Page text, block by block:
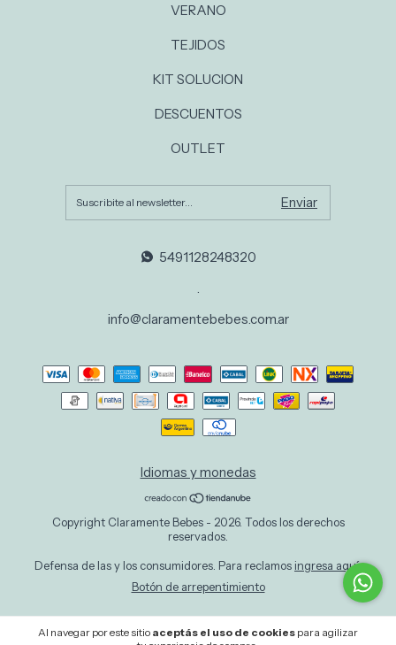
Al navegar por este sitio aceptás el uso de cookies para agilizar
VERANO
TEJIDOS
KIT SOLUCION
DESCUENTOS
OUTLET
5491128248320
.
info@claramentebebes.com.ar
Idiomas y monedas
Copyright Claramente Bebes - 2026. Todos los derechos
reservados.
Defensa de las y los consumidores. Para reclamos ingresa aquí.
Botón de arrepentimiento